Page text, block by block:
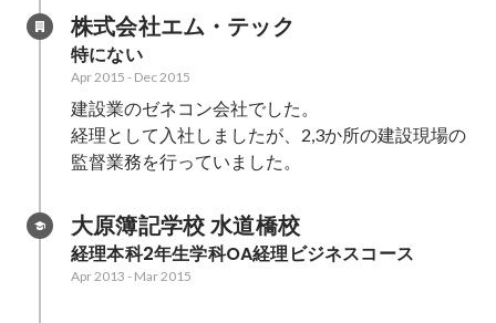
株式会社エム・テック
特にない
Apr 2015 - Dec 2015
建設業のゼネコン会社でした。
経理として入社しましたが、2,3か所の建設現場の
監督業務を行っていました。
大原簿記学校 水道橋校
経理本科2年生学科OA経理ビジネスコース
Apr 2013 - Mar 2015